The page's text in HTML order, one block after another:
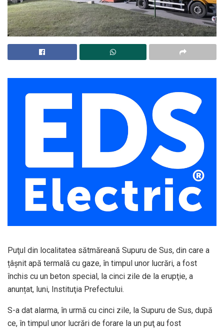
Puţul din localitatea sătmăreană Supuru de Sus, din care a
țâșnit apă termală cu gaze, în timpul unor lucrări, a fost
închis cu un beton special, la cinci zile de la erupţie, a
anunțat, luni, Instituţia Prefectului.
S-a dat alarma, în urmă cu cinci zile, la Supuru de Sus, după
ce, în timpul unor lucrări de forare la un puţ au fost